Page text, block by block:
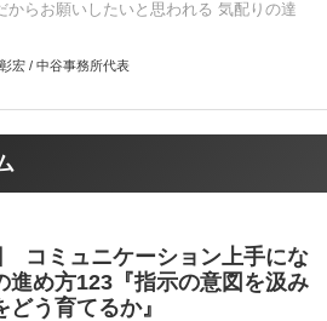
からお願いしたいと思われる 気配りの達
宏 / 中谷事務所代表
コミュニケーション上手にな
進め方123『指示の意図を汲み
どう育てるか』